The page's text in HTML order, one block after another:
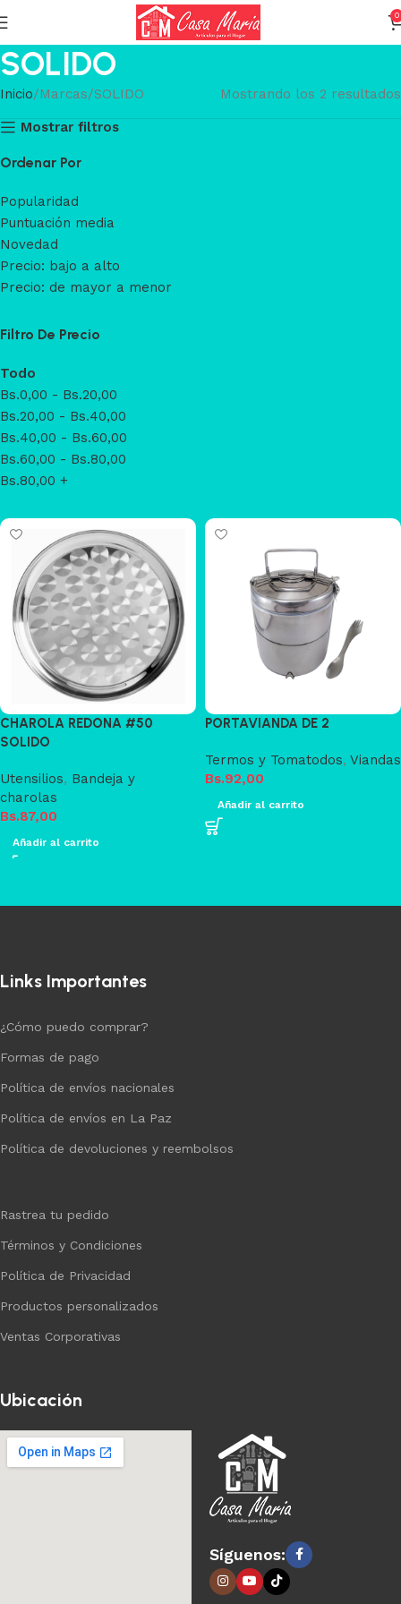
0
SOLIDO
Inicio Marcas SOLIDO Mostrando los 2 resultados
Mostrar filtros
Ordenar Por
Popularidad
Puntuación media
Novedad
Precio: bajo a alto
Precio: de mayor a menor
Filtro De Precio
Todo
Bs.0,00 - Bs.20,00
Bs.20,00 - Bs.40,00
Bs.40,00 - Bs.60,00
Bs.60,00 - Bs.80,00
Bs.80,00 +
CHAROLA REDONA #50
SOLIDO
Utensilios, Bandeja y
charolas
Bs.87,00
Añadir al carrito
PORTAVIANDA DE 2
Termos y Tomatodos, Viandas
Bs.92,00
Añadir al carrito
Links Importantes
¿Cómo puedo comprar?
Formas de pago
Política de envíos nacionales
Política de envíos en La Paz
Política de devoluciones y reembolsos
Rastrea tu pedido
Términos y Condiciones
Política de Privacidad
Productos personalizados
Ventas Corporativas
Ubicación
Síguenos: